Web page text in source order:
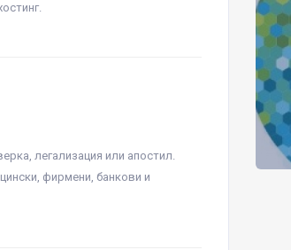
легализация или апостил.
фирмени, банкови и